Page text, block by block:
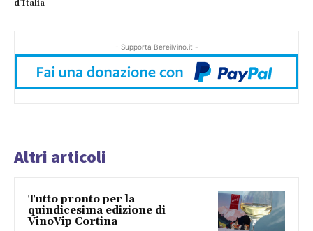
d’Italia
- Supporta Bereilvino.it -
Altri articoli
Tutto pronto per la
quindicesima edizione di
VinoVip Cortina